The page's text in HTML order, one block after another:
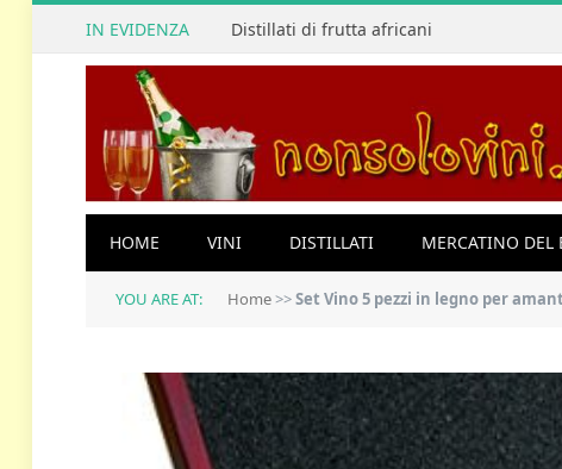
IN EVIDENZA Distillati di frutta africani
HOME VINI DISTILLATI MERCATINO DEL
YOU ARE AT: Home>>Set Vino 5 pezzi in legno per